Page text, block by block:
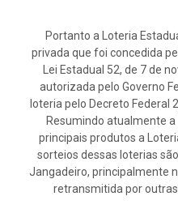
Portanto a Loteria
privada que foi concedida
Lei Estadual 52, de 7 de
autorizada pelo Governo
loteria pelo Decreto Federal
Resumindo atualmente
principais produtos a
sorteios dessas loterias
Jangadeiro, principalmente
retransmitida por outras